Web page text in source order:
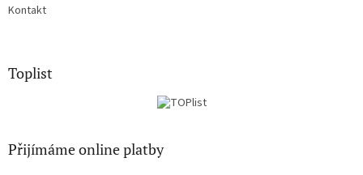
Kontakt
Toplist
Přijímáme online platby